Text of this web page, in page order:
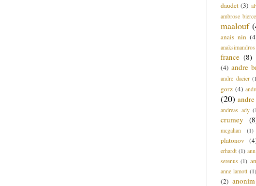
daudet (3)
ambrose bierce
maalouf
anais nin
anaksimandros
france (8)
(4) andre
andre dacier
gorz (4)
(20)
andreas ady
crumey
mcgahan
(1)
platonov
erhardt (1)
serenus (1)
anne lamott (1)
(2) anonim